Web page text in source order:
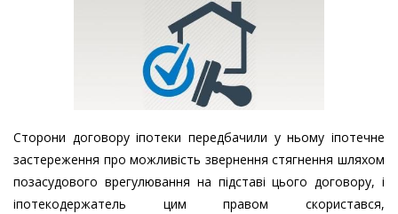
Сторони договору іпотеки передбачили у ньому іпотечне
застереження про можливість звернення стягнення шляхом
позасудового врегулювання на підставі цього договору, і
іпотекодержатель цим правом скористався,